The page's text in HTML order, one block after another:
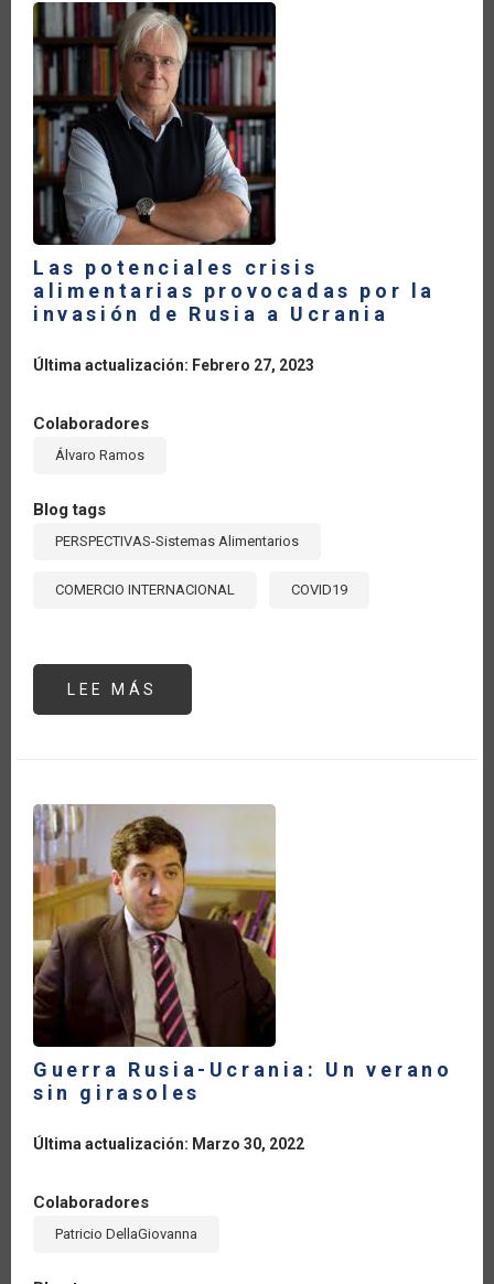
LA
SEGURIDAD
ENERGÉTICA
A
RAÍZ
DE
LA
GUERRA
ENTRE
RUSIA
UCRANIA:
PAPEL
DE
LOS
BIOCOMBUSTIBLES
Las potenciales crisis
alimentarias provocadas por la
invasión de Rusia a Ucrania
Última actualización: Febrero 27, 2023
Colaboradores
Álvaro Ramos
Blog tags
PERSPECTIVAS-Sistemas Alimentarios
COMERCIO INTERNACIONAL COVID19
LEE MÁS
POTENCIALES
INVASIÓN
DE
RUSIA
A
UCRANIA
Guerra Rusia-Ucrania: Un verano
sin girasoles
Última actualización: Marzo 30, 2022
Colaboradores
Patricio DellaGiovanna